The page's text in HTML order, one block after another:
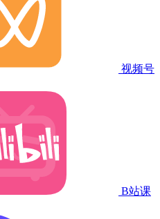
视频号
B站课